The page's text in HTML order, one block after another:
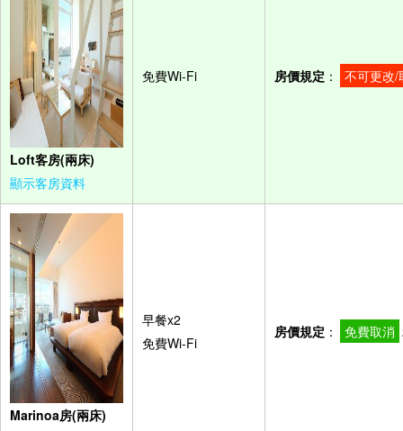
Loft客房(兩床)
顯示客房資料
免費Wi-Fi 房價規定 ： 不可更改/
Marinoa房(兩床)
早餐x2
免費Wi-Fi
房價規定 ： 免費取消